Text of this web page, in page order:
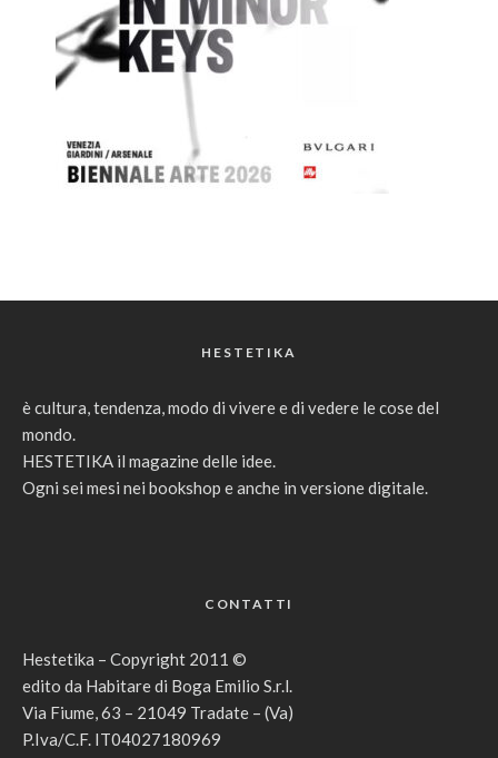
HESTETIKA
è cultura, tendenza, modo di vivere e di vedere le cose del
mondo.
HESTETIKA il magazine delle idee.
Ogni sei mesi nei bookshop e anche in versione digitale.
CONTATTI
Hestetika – Copyright 2011 ©
edito da Habitare di Boga Emilio S.r.l.
Via Fiume, 63 – 21049 Tradate – (Va)
P.Iva/C.F. IT04027180969